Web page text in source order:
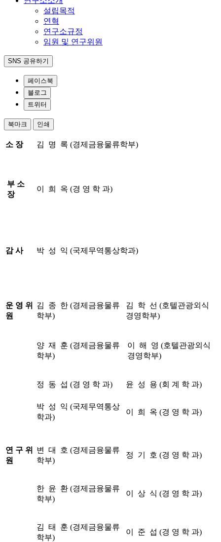
설립목적
연혁
연구소규정
임원 및 연구위원
SNS 공유하기
페이스북
블로그
트위터
북마크 인쇄
소 장 김 명 록 (경제금융물류학부)
부 소
장
이 희 옥 (경 영 학 과)
감 사 박 성 익 (국제무역통상학과)
운 영 위
원
김 종 한 (경제금융물류
학부)
김 학 선 (호텔관광외식
경영학부)
양 재 훈 (경제금융물류
학부)
이 해 영 (호텔관광외식
경영학부)
정 동 섭 (경 영 학 과) 윤 성 용 (회 계 학 과)
박 성 익 (국제무역통상
학과)
이 희 옥 (경 영 학 과)
연 구 위
원
변 대 호 (경제금융물류
학부)
정 기 호 (경 영 학 과)
한 윤 환 (경제금융물류
학부)
이 상 식 (경 영 학 과)
김 태 훈 (경제금융물류
학부)
이 준 섭 (경 영 학 과)